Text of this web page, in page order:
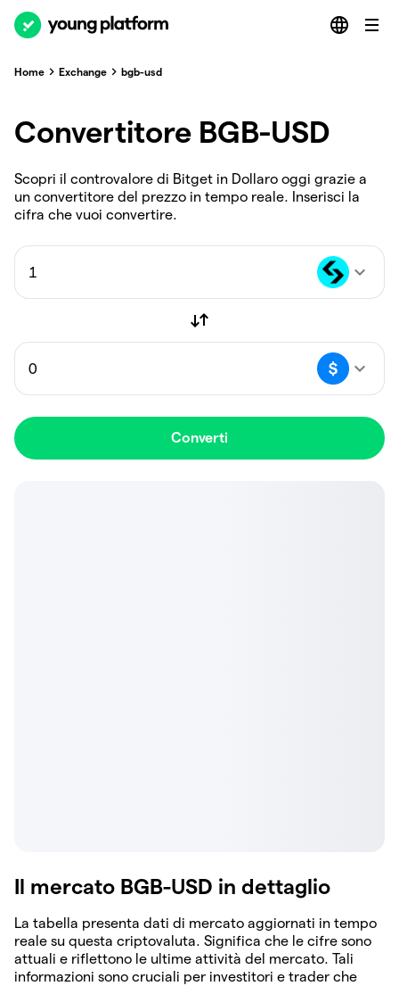
Home Exchange bgb-usd
Convertitore BGB-USD
Scopri il controvalore di Bitget in Dollaro oggi grazie a
un convertitore del prezzo in tempo reale. Inserisci la
cifra che vuoi convertire.
Converti
Il mercato BGB-USD in dettaglio
La tabella presenta dati di mercato aggiornati in tempo
reale su questa criptovaluta. Significa che le cifre sono
attuali e riflettono le ultime attività del mercato. Tali
informazioni sono cruciali per investitori e trader che